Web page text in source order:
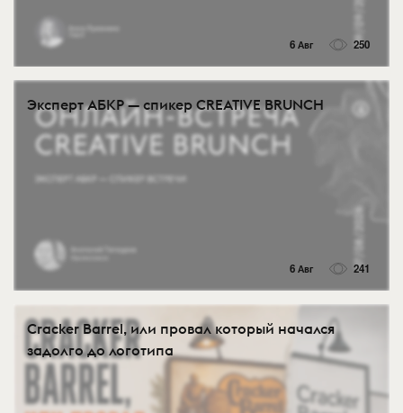
6 Авг 250
Эксперт АБКР — спикер CREATIVE BRUNCH
6 Авг 241
Cracker Barrel, или провал который начался
задолго до логотипа